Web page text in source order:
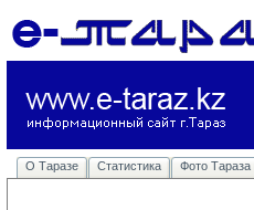
О Таразе Статистика Фото Тараза